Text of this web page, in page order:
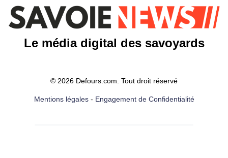
Le média digital des savoyards
© 2026 Defours.com. Tout droit réservé
Mentions légales- Engagement de Confidentialité